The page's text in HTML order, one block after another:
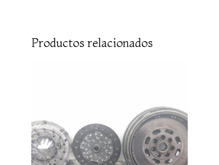
Productos relacionados